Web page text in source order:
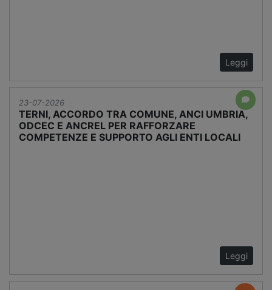
Leggi
23-07-2026
TERNI, ACCORDO TRA COMUNE, ANCI UMBRIA,
ODCEC E ANCREL PER RAFFORZARE
COMPETENZE E SUPPORTO AGLI ENTI LOCALI
Leggi